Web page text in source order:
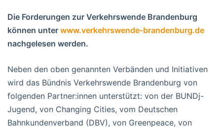
Die Forderungen zur Verkehrswende Brandenburg
können unter www.verkehrswende-brandenburg.de
nachgelesen werden.
Neben den oben genannten Verbänden und Initiativen
wird das Bündnis Verkehrswende Brandenburg von
folgenden Partner:innen unterstützt: von der BUNDj-
Jugend, von Changing Cities, vom Deutschen
Bahnkundenverband (DBV), von Greenpeace, von